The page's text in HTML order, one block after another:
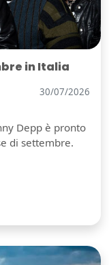
in Italia
30/07/2026
Depp è pronto
di settembre.